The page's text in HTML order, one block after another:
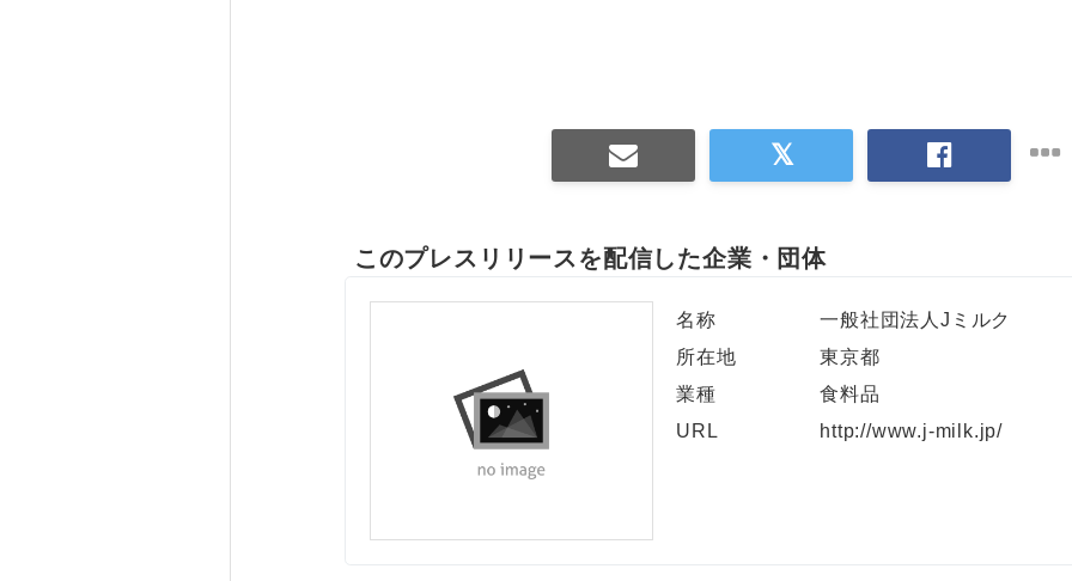
このプレスリリースを配信した企業・団体
名称
一般社団法人Jミルク
所在地
東京都
業種
食料品
URL
http://www.j-milk.jp/